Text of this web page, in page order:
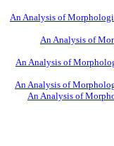
An Analysis of
An Analysis of
An Analysis of
An Analysis of
An Analysis of